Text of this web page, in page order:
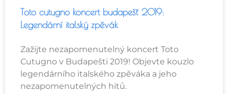
Toto cutugno koncert budapešť 2019:
Legendární italský zpěvák
Zažijte nezapomenutelný koncert Toto
Cutugno v Budapešti 2019! Objevte kouzlo
legendárního italského zpěváka a jeho
nezapomenutelných hitů.